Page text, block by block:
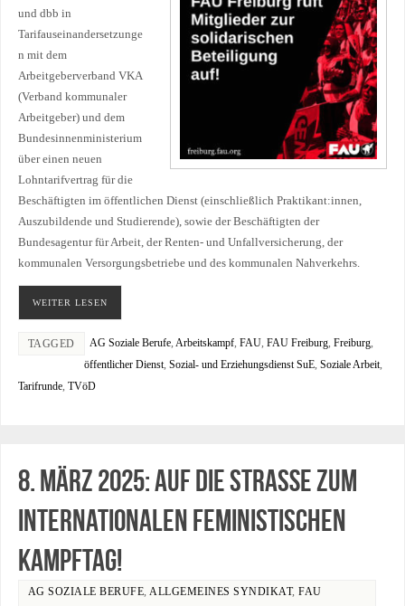
und dbb in
Tarifauseinandersetzunge
n mit dem
Arbeitgeberverband VKA
(Verband kommunaler
Arbeitgeber) und dem
Bundesinnenministerium
über einen neuen
Lohntarifvertrag für die
Beschäftigten im öffentlichen Dienst (einschließlich Praktikant:innen,
Auszubildende und Studierende), sowie der Beschäftigten der
Bundesagentur für Arbeit, der Renten- und Unfallversicherung, der
kommunalen Versorgungsbetriebe und des kommunalen Nahverkehrs.
WEITER LESEN
TAGGED AG Soziale Berufe, Arbeitskampf, FAU, FAU Freiburg, Freiburg,
öffentlicher Dienst, Sozial- und Erziehungsdienst SuE, Soziale Arbeit,
Tarifrunde, TVöD
8. März 2025: Auf die Straße zum
internationalen feministischen
Kampftag!
AG SOZIALE BERUFE,ALLGEMEINES SYNDIKAT,FAU